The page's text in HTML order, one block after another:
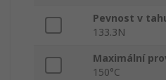
Pevnost v
133.3N
Maximální
150°C